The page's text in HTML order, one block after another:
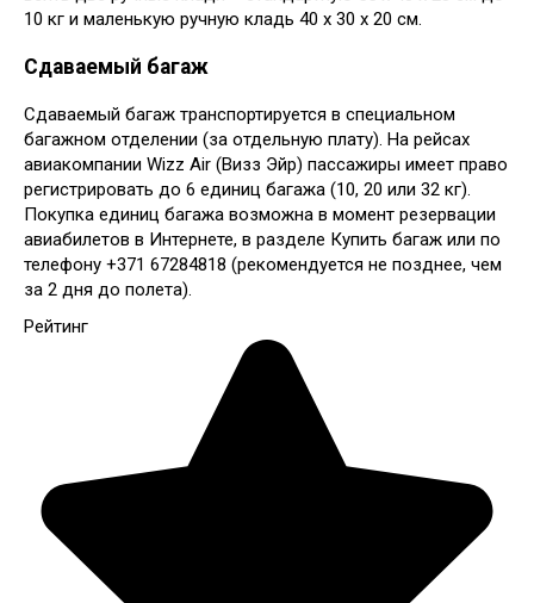
10 кг и маленькую ручную кладь 40 х 30 х 20 см.
Сдаваемый багаж
Сдаваемый багаж транспортируется в специальном
багажном отделении (за отдельную плату). На рейсах
авиакомпании Wizz Air (Визз Эйр) пассажиры имеет право
регистрировать до 6 единиц багажа (10, 20 или 32 кг).
Покупка единиц багажа возможна в момент резервации
авиабилетов в Интернете, в разделе Купить багаж или по
телефону +371 67284818 (рекомендуется не позднее, чем
за 2 дня до полета).
Рейтинг